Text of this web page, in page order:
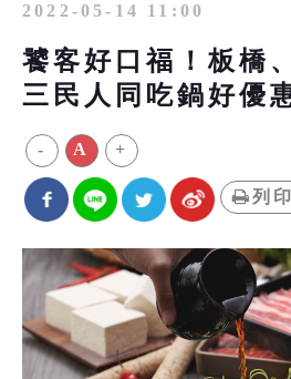
2022-05-14 11:00
饕客好口福！板橋
三民人同吃鍋好優
- A +
列印